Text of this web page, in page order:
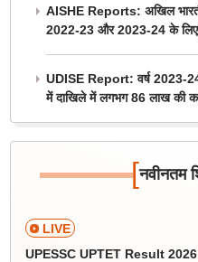
AISHE Reports: अखिल भारतीय
2022-23 और 2023-24 के लिए
UDISE Report: वर्ष 2023-
में दाखिले में लगभग 86 लाख की
[नवीनतम
LIVE
UPESSC UPTET Result 2026